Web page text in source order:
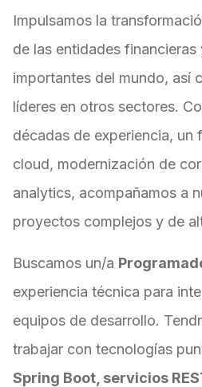
Impulsamos la
de las entidades
importantes del mundo, así
líderes en otros sectores.
décadas de experiencia, un
cloud, modernización de
analytics, acompañamos a
proyectos complejos y de
Buscamos un/a
experiencia técnica para
equipos de desarrollo.
trabajar con tecnologías
Spring Boot, servicios